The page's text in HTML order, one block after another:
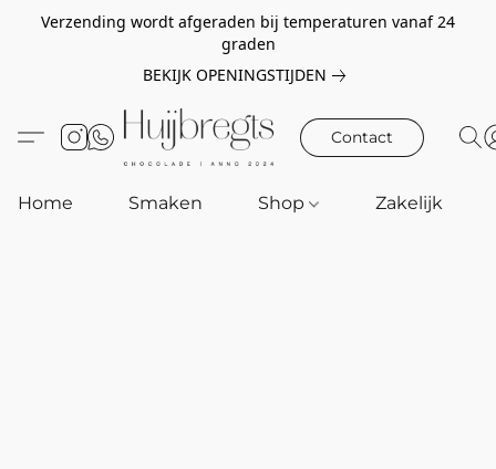
Verzending wordt afgeraden bij temperaturen vanaf 24
graden
BEKIJK OPENINGSTIJDEN
Contact
Home Smaken Shop Zakelijk